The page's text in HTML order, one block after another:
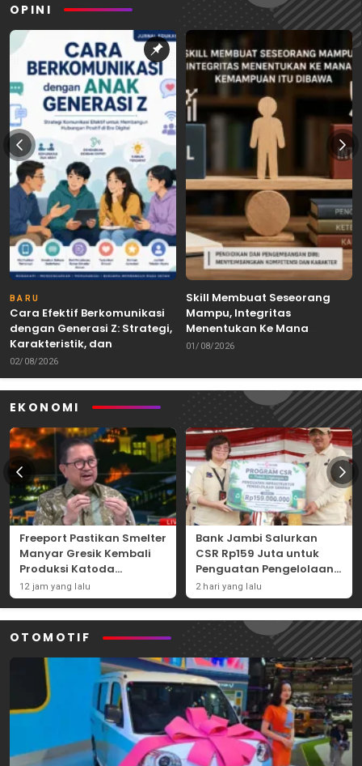
OPINI
BARU
Cara Efektif Berkomunikasi
dengan Generasi Z: Strategi,
Karakteristik, dan
Tantangannya
02/08/2026
Skill Membuat Seseorang
Mampu, Integritas
Menentukan Ke Mana
Kemampuan Itu Dibawa
01/08/2026
EKONOMI
Freeport Pastikan Smelter
Manyar Gresik Kembali
Produksi Katoda
Tembaga Mulai
September 2026
12 jam yang lalu
Bank Jambi Salurkan
CSR Rp159 Juta untuk
Penguatan Pengelolaan
Sampah di Tanjung
Jabung Barat
2 hari yang lalu
OTOMOTIF